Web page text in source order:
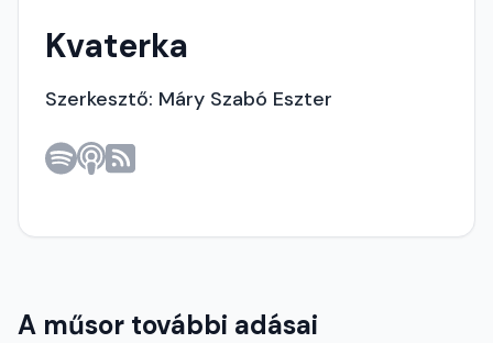
Kvaterka
Szerkesztő: Máry Szabó Eszter
A műsor további adásai